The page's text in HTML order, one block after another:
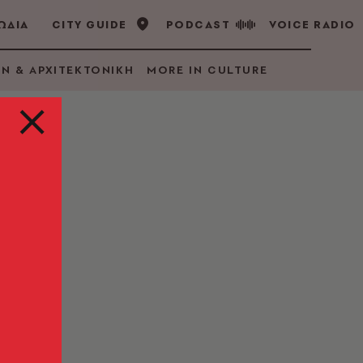
CITY GUIDE PODCAST VOICE RADIO
& ΑΡΧΙΤΕΚΤΟΝΙΚΗ MORE IN CULTURE